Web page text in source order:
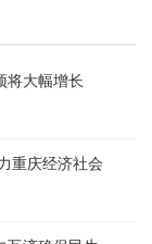
将大幅增长
重庆经济社会